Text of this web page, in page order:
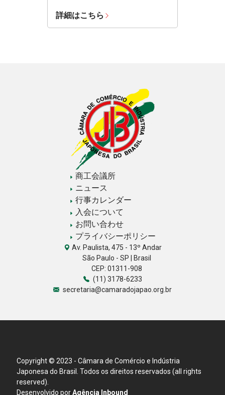
詳細はこちら
商工会議所
ニュース
行事カレンダー
入会について
お問い合わせ
プライバシーポリシー
Av. Paulista, 475 - 13º Andar
São Paulo - SP | Brasil
CEP: 01311-908
(11) 3178-6233
secretaria@camaradojapao.org.br
Copyright © 2023 - Câmara de Comércio e Indústria
Japonesa do Brasil. Todos os direitos reservados (all rights
reserved).
Desenvolvido porAgência Inbound